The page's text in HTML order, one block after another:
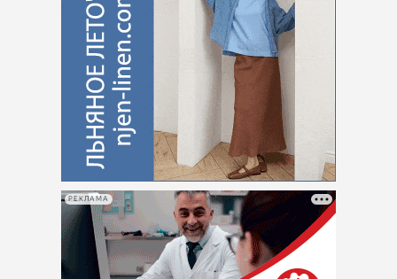
РЕКЛАМА